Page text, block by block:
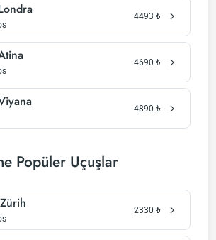
4493 ₺
4690 ₺
4890 ₺
Popüler Uçuşlar
2330 ₺